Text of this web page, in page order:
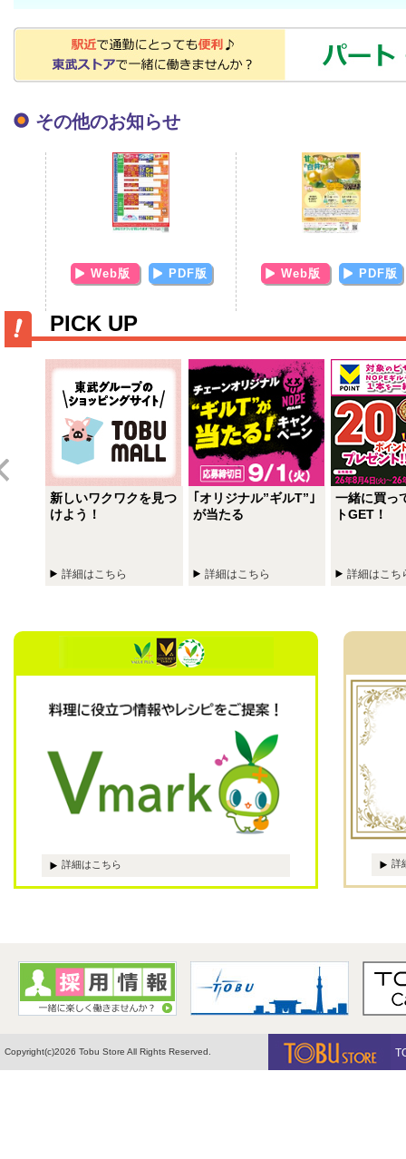
その他のお知らせ
Web版 PDF版 Web版 PDF版
PICK UP
新しいワクワクを見つ
けよう！
詳細はこちら
｢オリジナル”ギルT”｣
が当たる
詳細はこちら
一緒に買っ
トGET！
詳細はこち
詳細はこちら 詳
Copyright(c)2026 Tobu Store All Rights Reserved.